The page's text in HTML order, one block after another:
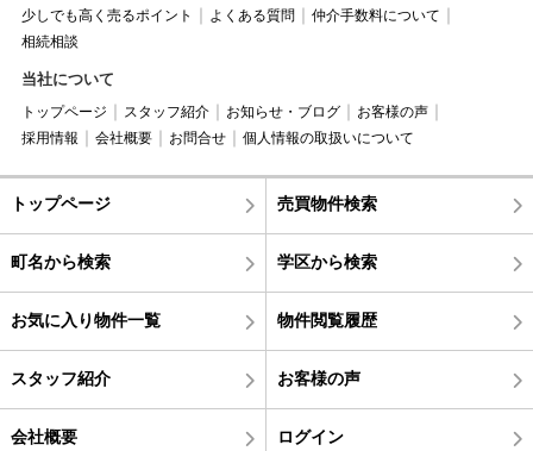
少しでも高く売るポイント
よくある質問
仲介手数料について
相続相談
当社について
トップページ スタッフ紹介 お知らせ・ブログ
お客様の声
採用情報
会社概要 お問合せ 個人情報の取扱いについて
トップページ 売買物件検索
町名から検索 学区から検索
お気に入り物件一覧 物件閲覧履歴
スタッフ紹介 お客様の声
会社概要 ログイン